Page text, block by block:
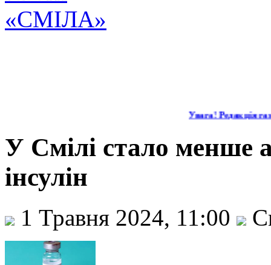
Увага! Редакція
У Смілі стало менше
інсулін
1 Травня 2024, 11:00